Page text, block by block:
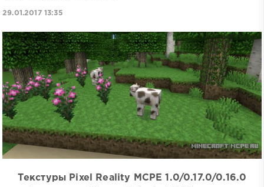
29.01.2017 13:35
Текстуры Pixel Reality MCPE 1.0/0.17.0/0.16.0